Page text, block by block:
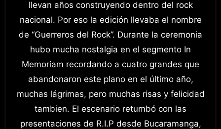
llevan años construyendo dentro del rock
nacional. Por eso la edición llevaba el nombre
de “Guerreros del Rock”. Durante la ceremonia
hubo mucha nostalgia en el segmento In
Memoriam recordando a cuatro grandes que
abandonaron este plano en el último año,
muchas lágrimas, pero muchas risas y felicidad
tambien. El escenario retumbó con las
presentaciones de R.I.P desde Bucaramanga,